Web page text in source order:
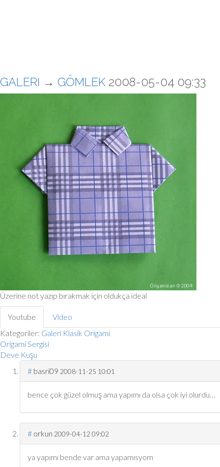
GALERI → GÖMLEK 2008-05-04 09:33
Üzerine not yazıp bırakmak için oldukça ideal
Youtube
Video
Kategoriler: Galeri Klasik Origami
Origami Sergisi
Deve Kuşu
# basri09 2008-11-25 10:01
bence çok güzel olmuş ama yapımı da olsa çok iyi olurdu…
# orkun 2009-04-12 09:02
ya yapımı bende var ama yapamısyom